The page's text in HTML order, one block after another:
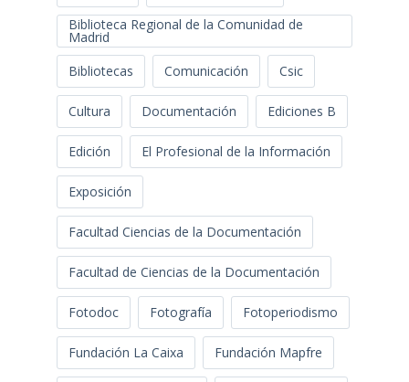
Biblioteca Regional de la Comunidad de
Madrid
Bibliotecas
Comunicación Csic
Cultura Documentación Ediciones B
Edición El Profesional de la Información
Exposición
Facultad Ciencias de la Documentación
Facultad de Ciencias de la Documentación
Fotodoc Fotografía Fotoperiodismo
Fundación La Caixa Fundación Mapfre